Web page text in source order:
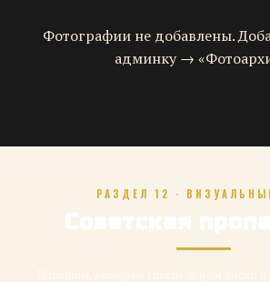
Фотографии не добавлены.
админку →
РАЗДЕЛ 12 ·
Советская